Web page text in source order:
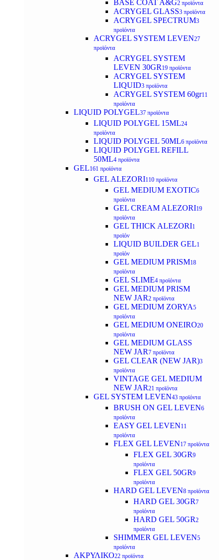
BASE COAT A&G2 προϊόντα
ACRYGEL GLASS3 προϊόντα
ACRYGEL SPECTRUM3
προϊόντα
ACRYGEL SYSTEM LEVEN27
προϊόντα
ACRYGEL SYSTEM
LEVEN 30GR 19 προϊόντα
ACRYGEL SYSTEM
LIQUID3 προϊόντα
ACRYGEL SYSTEM 60gr11
προϊόντα
LIQUID POLYGEL37 προϊόντα
LIQUID POLYGEL 15ML24
προϊόντα
LIQUID POLYGEL 50ML6 προϊόντα
LIQUID POLYGEL REFILL
50ML4 προϊόντα
GEL161 προϊόντα
GEL ALEZORI110 προϊόντα
GEL MEDIUM EXOTIC6
προϊόντα
GEL CREAM ALEZORI19
προϊόντα
GEL THICK ALEZORI1
προϊόν
LIQUID BUILDER GEL1
προϊόν
GEL MEDIUM PRISM18
προϊόντα
GEL SLIME4 προϊόντα
GEL MEDIUM PRISM
NEW JAR2 προϊόντα
GEL MEDIUM ZORYA5
προϊόντα
GEL MEDIUM ONEIRO20
προϊόντα
GEL MEDIUM GLASS
NEW JAR7 προϊόντα
GEL CLEAR (NEW JAR)3
προϊόντα
VINTAGE GEL MEDIUM
NEW JAR21 προϊόντα
GEL SYSTEM LEVEN43 προϊόντα
BRUSH ON GEL LEVEN6
προϊόντα
EASY GEL LEVEN11
προϊόντα
FLEX GEL LEVEN17 προϊόντα
FLEX GEL 30GR9
προϊόντα
FLEX GEL 50GR9
προϊόντα
HARD GEL LEVEN8 προϊόντα
HARD GEL 30GR7
προϊόντα
HARD GEL 50GR2
προϊόντα
SHIMMER GEL LEVEN5
προϊόντα
ΑΚΡΥΛΙΚΟ22 προϊόντα